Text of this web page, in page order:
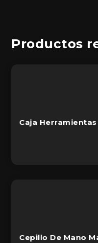
Productos
Caja
Cepillo De Mano